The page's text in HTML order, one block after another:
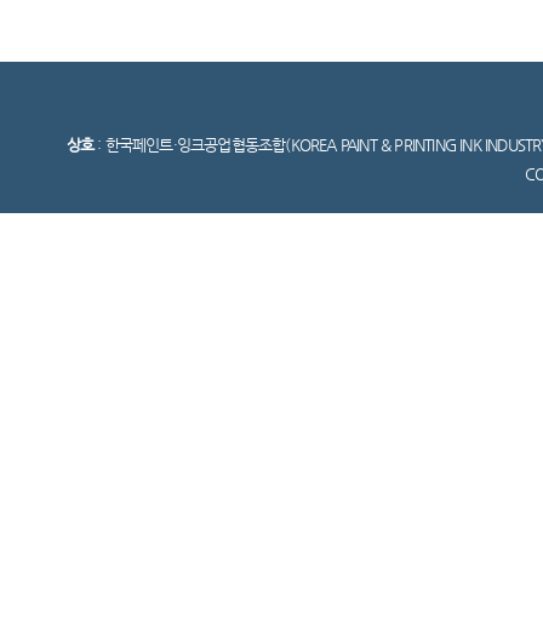
상호: 한국페인트·잉크공업협동조합(KOREA PAINT & PRINTING INK